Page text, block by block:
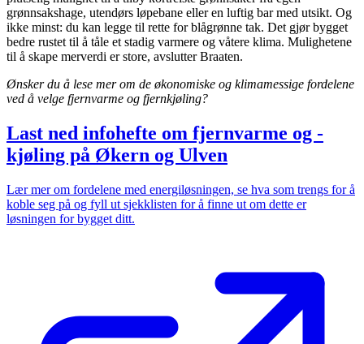
grønnsakshage, utendørs løpebane eller en luftig bar med utsikt. Og
ikke minst: du kan legge til rette for blågrønne tak. Det gjør bygget
bedre rustet til å tåle et stadig varmere og våtere klima. Mulighetene
til å skape merverdi er store, avslutter Braaten.
Ønsker du å lese mer om de økonomiske og klimamessige fordelene
ved å velge fjernvarme og fjernkjøling?
Last ned infohefte om fjernvarme og -
kjøling på Økern og Ulven
Lær mer om fordelene med energiløsningen, se hva som trengs for å
koble seg på og fyll ut sjekklisten for å finne ut om dette er
løsningen for bygget ditt.